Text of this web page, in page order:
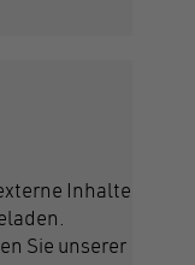
Inhalte
Sie unserer